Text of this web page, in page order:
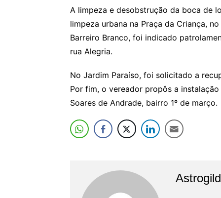
A limpeza e desobstrução da boca de
limpeza urbana na Praça da Criança,
Barreiro Branco, foi indicado
rua Alegria.
No Jardim Paraíso, foi solicitado a
Por fim, o vereador propôs a
Soares de Andrade, bairro 1º de março.